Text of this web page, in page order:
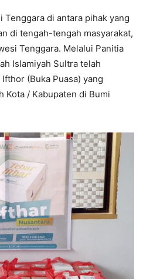
Tenggara di antara pihak yang
di tengah-tengah masyarakat,
Tenggara. Melalui Panitia
Islamiyah Sultra telah
(Buka Puasa) yang
Kota / Kabupaten di Bumi